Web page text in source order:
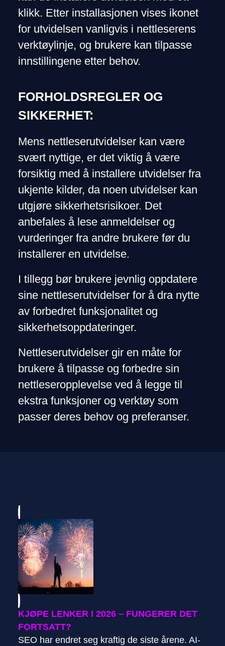
klikk. Etter installasjonen vises ikonet
for utvidelsen vanligvis i nettleserens
verktøylinje, og brukere kan tilpasse
innstillingene etter behov.
FORHOLDSREGLER OG
SIKKERHET:
Mens nettleserutvidelser kan være
svært nyttige, er det viktig å være
forsiktig med å installere utvidelser fra
ukjente kilder, da noen utvidelser kan
utgjøre sikkerhetsrisikoer. Det
anbefales å lese anmeldelser og
vurderinger fra andre brukere før du
installerer en utvidelse.
I tillegg bør brukere jevnlig oppdatere
sine nettleserutvidelser for å dra nytte
av forbedret funksjonalitet og
sikkerhetsoppdateringer.
Nettleserutvidelser gir en måte for
brukere å tilpasse og forbedre sin
nettleseropplevelse ved å legge til
ekstra funksjoner og verktøy som
passer deres behov og preferanser.
KJØPE LENKER I 2026 – FUNGERER DET
FORTSATT?
SEO har endret seg kraftig de siste årene. AI-